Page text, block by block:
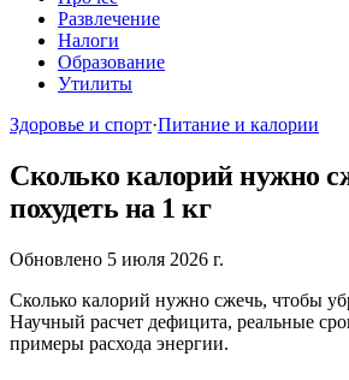
Развлечение
Налоги
Образование
Утилиты
Здоровье и спорт·Питание и калории
Сколько калорий нужно
похудеть на 1 кг
Обновлено 5 июля 2026 г.
Сколько калорий нужно сжечь, чтобы
Научный расчет дефицита, реальные
примеры расхода энергии.